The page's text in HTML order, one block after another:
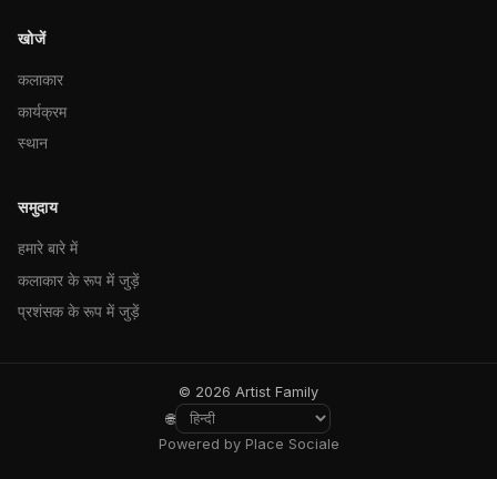
खोजें
कलाकार
कार्यक्रम
स्थान
समुदाय
हमारे बारे में
कलाकार के रूप में जुड़ें
प्रशंसक के रूप में जुड़ें
© 2026 Artist Family
🌐
Powered by Place Sociale